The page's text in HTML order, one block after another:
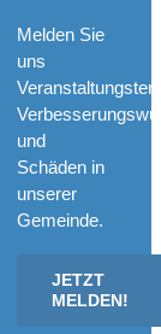
Melden Sie
uns
und
Schäden in
unserer
Gemeinde.
JETZT
MELDEN!